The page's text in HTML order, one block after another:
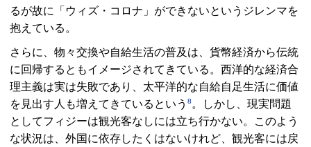
るが故に「ウィズ・コロナ」ができないというジレンマを
抱えている。
さらに、物々交換や自給生活の普及は、貨幣経済から伝統
に回帰するともイメージされてきている。西洋的な経済合
理主義は実は失敗であり、太平洋的な自給自足生活に価値
を見出す人も増えてきているという 8 。しかし、現実問題
としてフィジーは観光客なしには立ち行かない。このよう
な状況は、外国に依存したくはないけれど、観光客には戻